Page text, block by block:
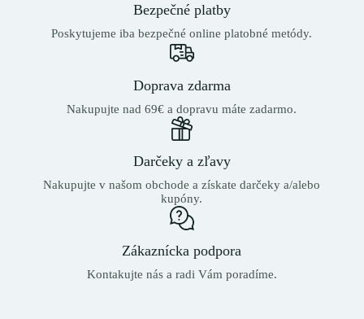
Bezpečné platby
Poskytujeme iba bezpečné online platobné metódy.
Doprava zdarma
Nakupujte nad 69€ a dopravu máte zadarmo.
Darčeky a zľavy
Nakupujte v našom obchode a získate darčeky a/alebo
kupóny.
Zákaznícka podpora
Kontakujte nás a radi Vám poradíme.